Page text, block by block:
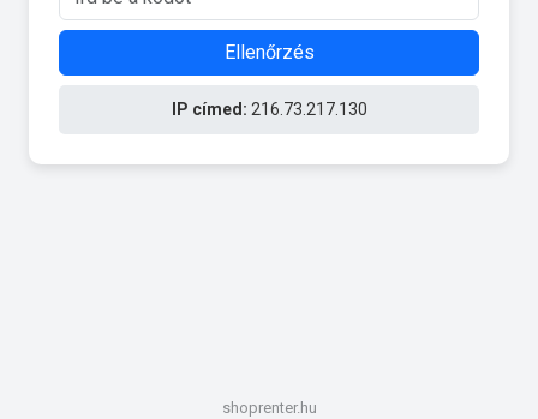
Ellenőrzés
IP címed: 216.73.217.130
shoprenter.hu